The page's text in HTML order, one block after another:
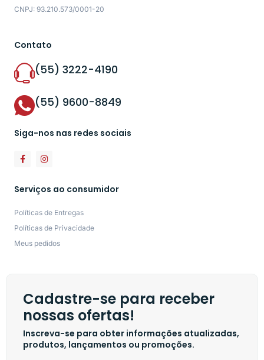
CNPJ: 93.210.573/0001-20
Contato
(55) 3222-4190
(55) 9600-8849
Siga-nos nas redes sociais
Serviços ao consumidor
Políticas de Entregas
Políticas de Privacidade
Meus pedidos
Cadastre-se para receber
nossas ofertas!
Inscreva-se para obter informações atualizadas,
produtos, lançamentos ou promoções.